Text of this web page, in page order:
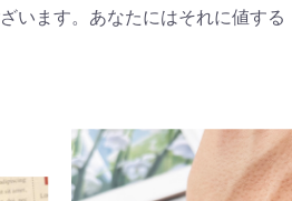
います。あなたにはそれに値する